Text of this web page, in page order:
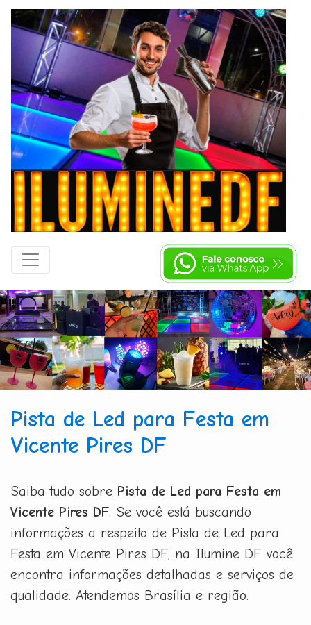
Pista de Led para Festa em
Vicente Pires DF
Saiba tudo sobre Pista de Led para Festa em
Vicente Pires DF. Se você está buscando
informações a respeito de Pista de Led para
Festa em Vicente Pires DF, na Ilumine DF você
encontra informações detalhadas e serviços de
qualidade. Atendemos Brasília e região.